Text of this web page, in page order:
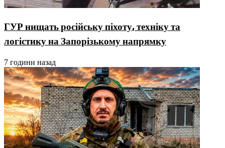
ГУР нищать російську піхоту, техніку та
логістику на Запорізькому напрямку
7 години назад